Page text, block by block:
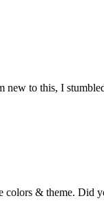
new to this, I
& theme. Did